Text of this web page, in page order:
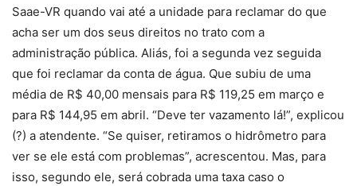
Saae-VR quando vai até a unidade para reclamar do que
acha ser um dos seus direitos no trato com a
administração pública. Aliás, foi a segunda vez seguida
que foi reclamar da conta de água. Que subiu de uma
média de R$ 40,00 mensais para R$ 119,25 em março e
para R$ 144,95 em abril. “Deve ter vazamento lá!”, explicou
(?) a atendente. “Se quiser, retiramos o hidrômetro para
ver se ele está com problemas”, acrescentou. Mas, para
isso, segundo ele, será cobrada uma taxa caso o